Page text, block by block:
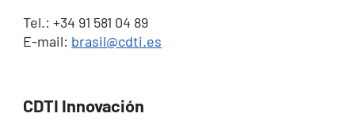
Tel.: +34 91 581 04 89
E-mail: brasil@cdti.es
CDTI Innovación